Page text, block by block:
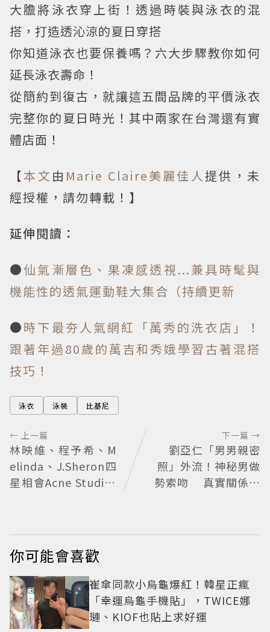
大膽將泳衣穿上街！透過時裝與泳衣的混
搭，打造透沁涼的夏日穿搭
你知道泳衣也要保養嗎？六大步驟教你如何
延長泳衣壽命！
從簡約到復古，就讓這五間品牌的平價泳衣
完整你的夏日時光！其中兩家在台灣還有實
體店面！
【本文 由 Marie Claire美麗佳人提供，未
經授權，請勿轉載！】
延伸閱讀：
●仙氣漸層色、果凍感透視...兼具時髦與
機能性的透氣運動鞋大集合（持續更新
●時下最夯人氣網紅「萬秀的洗衣店」！
跟著年過80歲的萬吉和秀娥學習古著混搭
技巧！
泳衣 泳裝 比基尼
← 上一篇
林映維、程予希、M
elinda、J.Sheron四
星相會Acne Studios
下一篇 →
劉亞仁「男男親密
照」外流！神秘男做
勢索吻 真實關係引
你可能會喜歡
崔傘同款小烏龜爆紅！韓星正瘋
「幸運烏龜手機貼」，TWICE娜
璉、KIOF也貼上求好運